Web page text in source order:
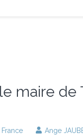
maire de
Ange